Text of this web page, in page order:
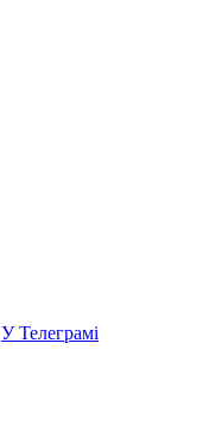
У Телеграмі